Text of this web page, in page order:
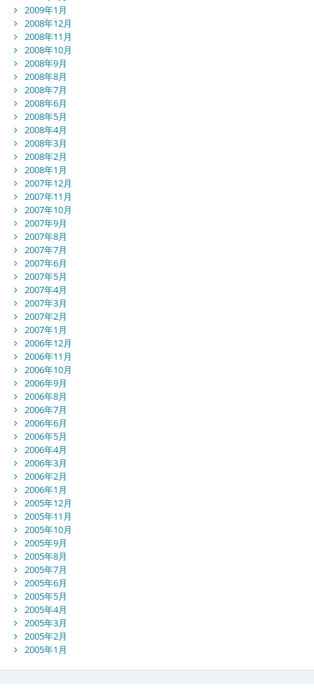
2009年1月
2008年12月
2008年11月
2008年10月
2008年9月
2008年8月
2008年7月
2008年6月
2008年5月
2008年4月
2008年3月
2008年2月
2008年1月
2007年12月
2007年11月
2007年10月
2007年9月
2007年8月
2007年7月
2007年6月
2007年5月
2007年4月
2007年3月
2007年2月
2007年1月
2006年12月
2006年11月
2006年10月
2006年9月
2006年8月
2006年7月
2006年6月
2006年5月
2006年4月
2006年3月
2006年2月
2006年1月
2005年12月
2005年11月
2005年10月
2005年9月
2005年8月
2005年7月
2005年6月
2005年5月
2005年4月
2005年3月
2005年2月
2005年1月